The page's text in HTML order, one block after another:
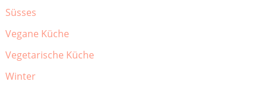
Süsses
Vegane Küche
Vegetarische Küche
Winter